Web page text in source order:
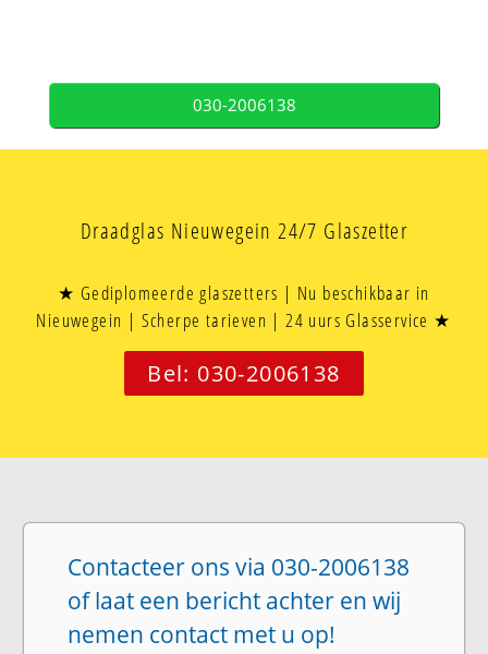
030-2006138
Draadglas Nieuwegein 24/7 Glaszetter
★ Gediplomeerde glaszetters | Nu beschikbaar in
Nieuwegein | Scherpe tarieven | 24 uurs Glasservice ★
Bel: 030-2006138
Contacteer ons via 030-2006138
of laat een bericht achter en wij
nemen contact met u op!